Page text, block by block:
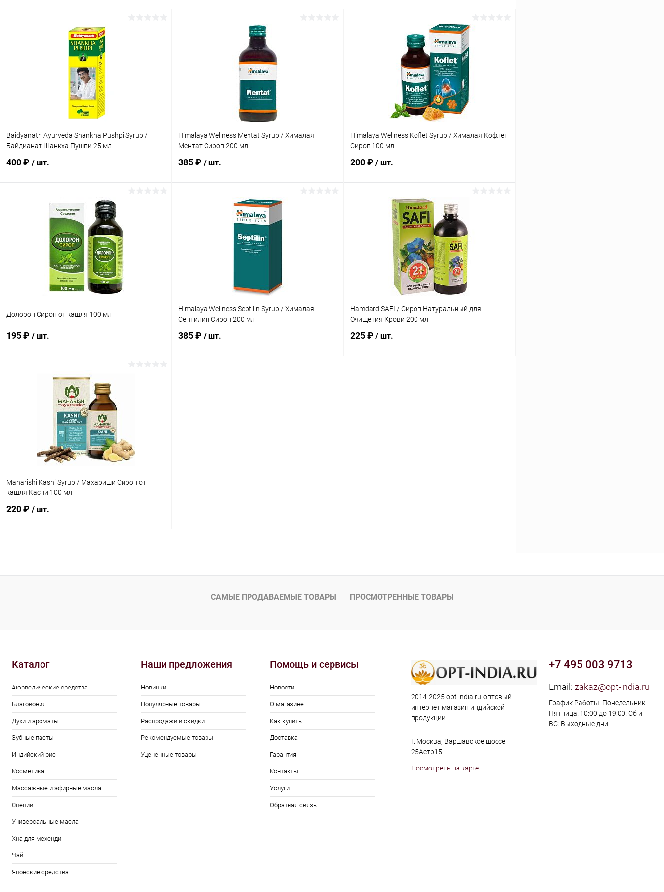
Baidyanath Ayurveda Shankha Pushpi Syrup /
Байдианат Шанкха Пушпи 25 мл
400 ₽ / шт.
В корзину
Купить в 1 клик Сравнение
В избранное Под заказ
Himalaya Wellness Mentat Syrup / Хималая
Ментат Сироп 200 мл
385 ₽ / шт.
В корзину
Himalaya Wellness Koflet Syrup / Хималая Кофлет
Сироп 100 мл
200 ₽ / шт.
В корзину
Купить в 1 клик Сравнение
В избранное Под заказ
Долорон Сироп от кашля 100 мл
195 ₽ / шт.
В корзину
Купить в 1 клик Сравнение
Под заказ
Himalaya Wellness Septilin Syrup / Хималая
Септилин Сироп 200 мл
385 ₽ / шт.
Hamdard SAFI / Сироп Натуральный для
Очищения Крови 200 мл
225 ₽ / шт.
Maharishi Kasni Syrup / Махариши Сироп от
кашля Касни 100 мл
220 ₽ / шт.
Купить в 1 клик Сравнение
САМЫЕ ПРОДАВАЕМЫЕ ТОВАРЫ ПРОСМОТРЕННЫЕ ТОВАРЫ
Каталог
Аюрведические средства
Благовония
Духи и ароматы
Зубные пасты
Индийский рис
Косметика
Массажные и эфирные масла
Специи
Универсальные масла
Хна для мехенди
Чай
Японские средства
Наши предложения
Новинки
Популярные товары
Распродажи и скидки
Рекомендуемые товары
Уцененные товары
Помощь и сервисы
Новости
О магазине
Как купить
Доставка
Гарантия
Контакты
Услуги
Обратная связь
2014-2025 opt-india.ru-оптовый
интернет магазин индийской
продукции
Г. Москва, Варшавское шоссе
25Астр15
Посмотреть на карте
+7 495 003 9713
Email: zakaz@opt-india.ru
График Работы: Понедельник-
Пятница. 10:00 до 19:00. Сб и
ВС: Выходные дни